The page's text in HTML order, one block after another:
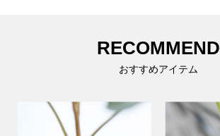
RECOMMEND
おすすめアイテム